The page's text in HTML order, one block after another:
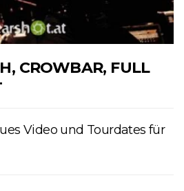
CROWBAR, FULL
Video und Tourdates für